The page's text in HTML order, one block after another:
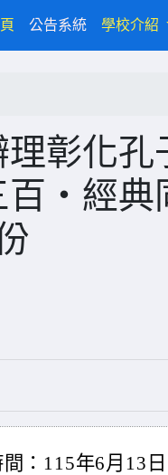
(current)
公告系統 學校介紹
彰化
・經
：115年6月13日